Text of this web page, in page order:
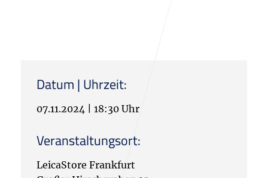
Datum | Uhrzeit:
07.11.2024 18:30 Uhr
Veranstaltungsort:
LeicaStore Frankfurt